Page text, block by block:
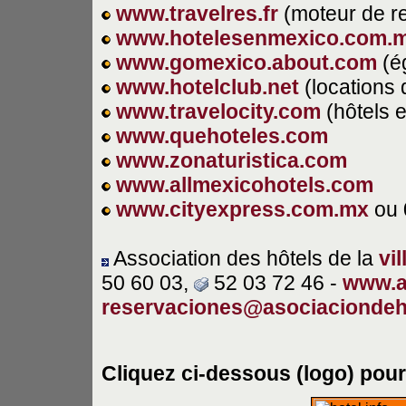
www.travelres.fr (moteur de
www.gomexico.about.com
www.hotelclub.net (locations
www.travelocity.com (hôtels
www.quehoteles.com
www.zonaturistica.com
www.allmexicohotels.com
www.cityexpress.com.mx ou
Association des hôtels de la
50 60 03,
52 03 72 46 -
Cliquez ci-dessous (logo)